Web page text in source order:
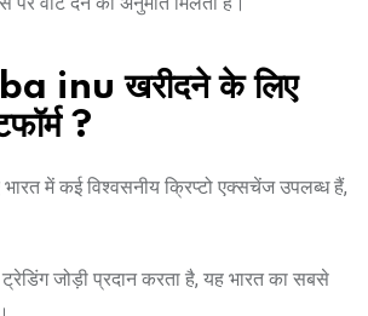
inu खरीदने के लिए
?
में कई विश्वसनीय क्रिप्टो एक्सचेंज उपलब्ध हैं,
जोड़ी प्रदान करता है, यह भारत का सबसे